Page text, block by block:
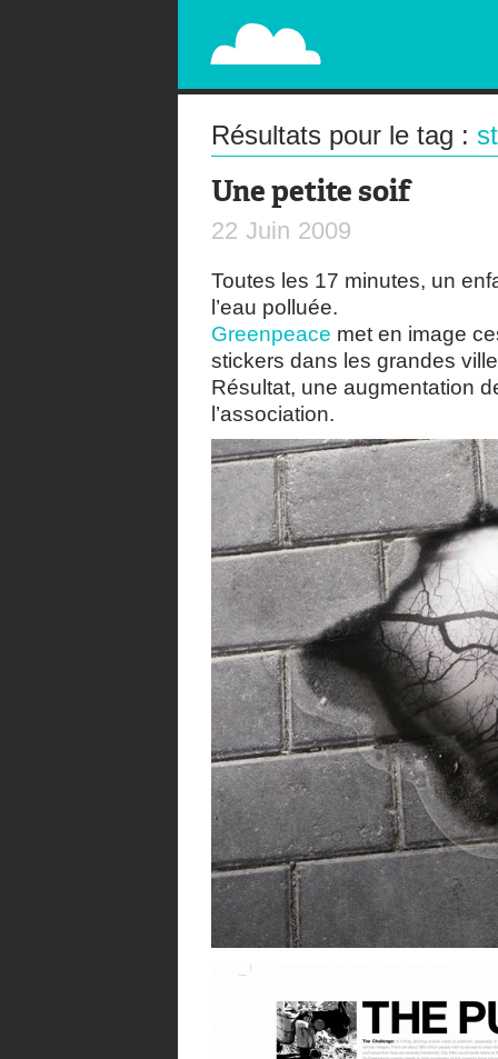
PAPERPLANE
STREET, AMBIENT, GUÉRILLA MARKETING
Résultats pour le tag :
Une petite soif
22 Juin 2009
Toutes les 17 minutes, un
l’eau polluée.
Greenpeace met en image
stickers dans les grandes
Résultat, une augmentation
l’association.